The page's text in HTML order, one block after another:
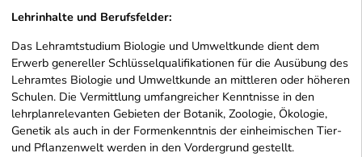
Lehrinhalte und Berufsfelder:
Das Lehramtstudium Biologie und Umweltkunde dient dem
Erwerb genereller Schlüsselqualifikationen für die Ausübung des
Lehramtes Biologie und Umweltkunde an mittleren oder höheren
Schulen. Die Vermittlung umfangreicher Kenntnisse in den
lehrplanrelevanten Gebieten der Botanik, Zoologie, Ökologie,
Genetik als auch in der Formenkenntnis der einheimischen Tier-
und Pflanzenwelt werden in den Vordergrund gestellt.